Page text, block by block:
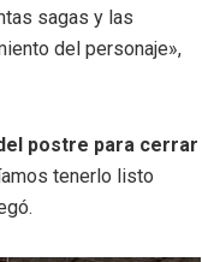
sagas y las
del personaje»,
postre para cerrar
tenerlo listo